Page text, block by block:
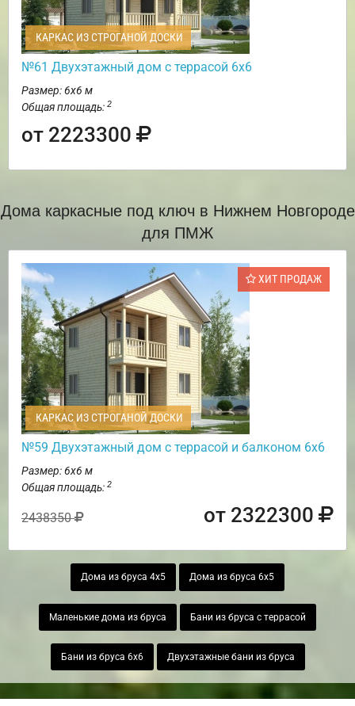
КАРКАС ИЗ СТРОГАНОЙ ДОСКИ
№61 Двухэтажный дом с террасой 6х6
Размер: 6х6 м
Общая площадь: 2
от 2223300
Дома каркасные под ключ в Нижнем Новгороде
для ПМЖ
ХИТ ПРОДАЖ
КАРКАС ИЗ СТРОГАНОЙ ДОСКИ
№59 Двухэтажный дом с террасой и балконом 6х6
Размер: 6х6 м
Общая площадь: 2
2438350 от 2322300
Дома из бруса 4х5 Дома из бруса 6х5
Маленькие дома из бруса Бани из бруса с террасой
Бани из бруса 6х6 Двухэтажные бани из бруса